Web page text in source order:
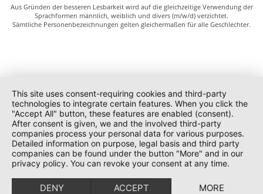
Aus Gründen der besseren Lesbarkeit wird auf die gleichzeitige Verwendung der
Sprachformen männlich, weiblich und divers (m/w/d) verzichtet.
Sämtliche Personenbezeichnungen gelten gleichermaßen für alle Geschlechter.
This site uses consent-requiring cookies and third-party
technologies to integrate certain features. When you click the
"Accept All" button, these features are enabled (consent).
After consent is given, we and the involved third-party
companies process your personal data for various purposes.
Detailed information on purpose, legal basis and third party
companies can be found under the button "More" and in our
privacy policy. You can revoke your consent at any time.
DENY ACCEPT MORE